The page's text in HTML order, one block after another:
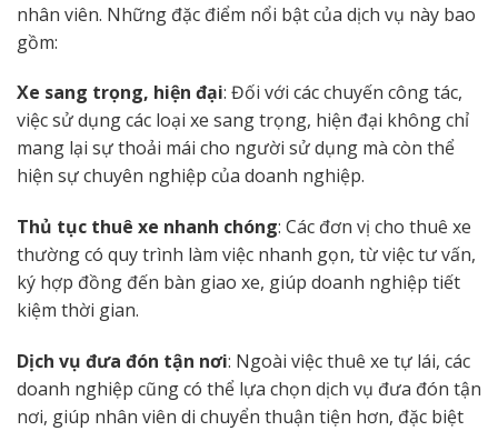
nhân viên. Những đặc điểm nổi bật của dịch vụ này bao
gồm:
Xe sang trọng, hiện đại: Đối với các chuyến công tác,
việc sử dụng các loại xe sang trọng, hiện đại không chỉ
mang lại sự thoải mái cho người sử dụng mà còn thể
hiện sự chuyên nghiệp của doanh nghiệp.
Thủ tục thuê xe nhanh chóng: Các đơn vị cho thuê xe
thường có quy trình làm việc nhanh gọn, từ việc tư vấn,
ký hợp đồng đến bàn giao xe, giúp doanh nghiệp tiết
kiệm thời gian.
Dịch vụ đưa đón tận nơi: Ngoài việc thuê xe tự lái, các
doanh nghiệp cũng có thể lựa chọn dịch vụ đưa đón tận
nơi, giúp nhân viên di chuyển thuận tiện hơn, đặc biệt